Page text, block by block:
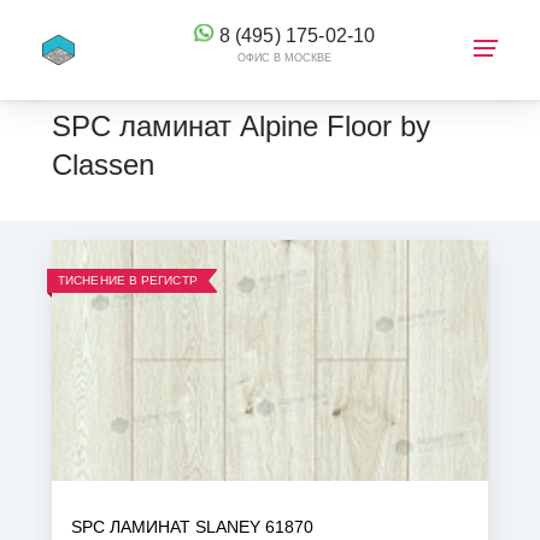
8 (495) 175-02-10
ОФИС В МОСКВЕ
SPC ламинат Alpine Floor by
Classen
ТИСНЕНИЕ В РЕГИСТР
SPC ЛАМИНАТ SLANEY 61870